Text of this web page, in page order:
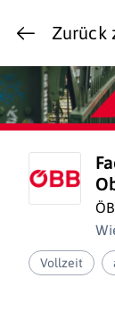
Zurück
Vollzeit